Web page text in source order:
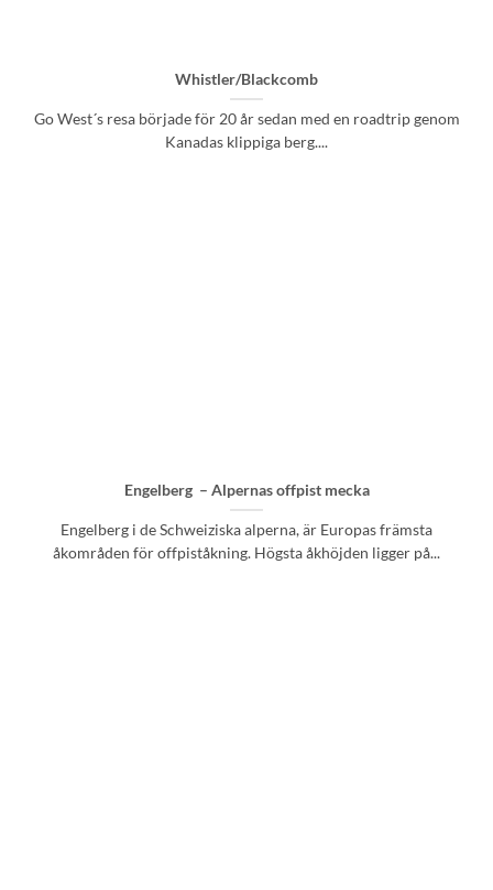
Whistler/Blackcomb
Go West´s resa började för 20 år sedan med en roadtrip genom
Kanadas klippiga berg....
Engelberg – Alpernas offpist mecka
Engelberg i de Schweiziska alperna, är Europas främsta
åkområden för offpiståkning. Högsta åkhöjden ligger på...